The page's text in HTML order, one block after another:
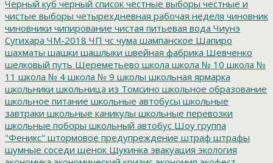
Черный куб черный список честные выборы честные и
чистые выборы четырехдневная рабочая неделя чиновник
чиновники чипирование чистая питьевая вода Чиунэ
Сугихара ЧМ-2018 ЧП чс чума шампанское Шапиро
шахматы шашки шашлыки швейная фабрика Шевченко
шелковый путь Шереметьево школа школа № 10 школа №
11 школа № 4 школа № 9 школы школьная ярмарка
школьники школьница из Томсино школьное образование
школьное питание школьные автобусы школьные
завтраки школьные каникулы школьные перевозки
школьные поборы школьный автобус Шоу группа
"Феникс" штормовое предупреждение штраф штрафы
шумные соседи щенок Щукинка эвакуация экология